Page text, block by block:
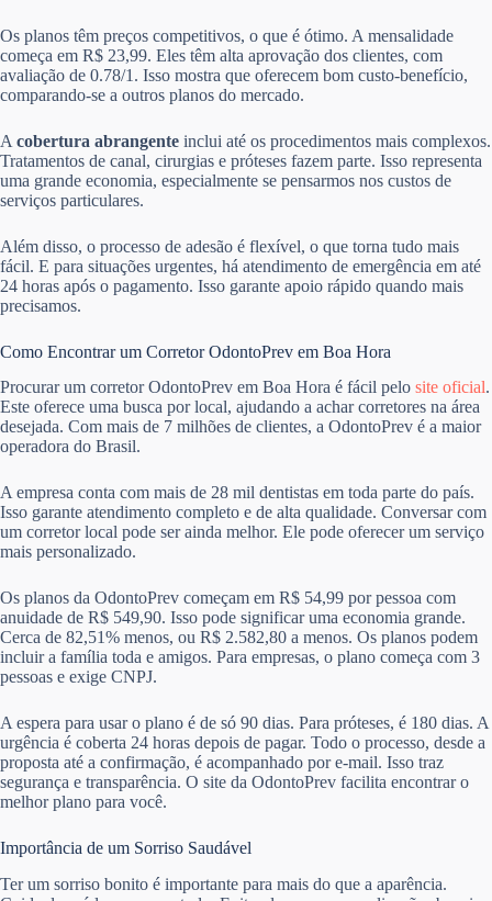
Os planos têm preços competitivos, o que é ótimo. A mensalidade
começa em R$ 23,99. Eles têm alta aprovação dos clientes, com
avaliação de 0.78/1. Isso mostra que oferecem bom custo-benefício,
comparando-se a outros planos do mercado.
A cobertura abrangente inclui até os procedimentos mais complexos.
Tratamentos de canal, cirurgias e próteses fazem parte. Isso representa
uma grande economia, especialmente se pensarmos nos custos de
serviços particulares.
Além disso, o processo de adesão é flexível, o que torna tudo mais
fácil. E para situações urgentes, há atendimento de emergência em até
24 horas após o pagamento. Isso garante apoio rápido quando mais
precisamos.
Como Encontrar um Corretor OdontoPrev em Boa Hora
Procurar um corretor OdontoPrev em Boa Hora é fácil pelo site oficial.
Este oferece uma busca por local, ajudando a achar corretores na área
desejada. Com mais de 7 milhões de clientes, a OdontoPrev é a maior
operadora do Brasil.
A empresa conta com mais de 28 mil dentistas em toda parte do país.
Isso garante atendimento completo e de alta qualidade. Conversar com
um corretor local pode ser ainda melhor. Ele pode oferecer um serviço
mais personalizado.
Os planos da OdontoPrev começam em R$ 54,99 por pessoa com
anuidade de R$ 549,90. Isso pode significar uma economia grande.
Cerca de 82,51% menos, ou R$ 2.582,80 a menos. Os planos podem
incluir a família toda e amigos. Para empresas, o plano começa com 3
pessoas e exige CNPJ.
A espera para usar o plano é de só 90 dias. Para próteses, é 180 dias. A
urgência é coberta 24 horas depois de pagar. Todo o processo, desde a
proposta até a confirmação, é acompanhado por e-mail. Isso traz
segurança e transparência. O site da OdontoPrev facilita encontrar o
melhor plano para você.
Importância de um Sorriso Saudável
Ter um sorriso bonito é importante para mais do que a aparência.